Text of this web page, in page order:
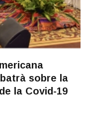
sobre la
la Covid-19